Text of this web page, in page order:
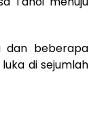
dan beberapa
di sejumlah